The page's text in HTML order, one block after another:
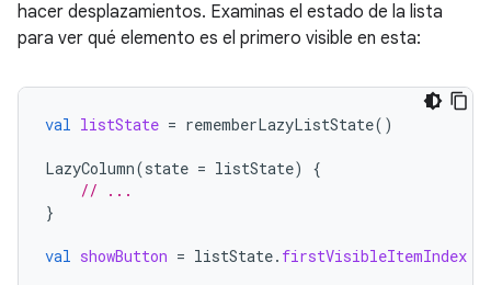
hacer desplazamientos. Examinas el estado de la lista
para ver qué elemento es el primero visible en esta:
val listState = rememberLazyListState()
LazyColumn(state = listState)
{
// ...
}
val showButton = listState. firstVisibleItemIndex